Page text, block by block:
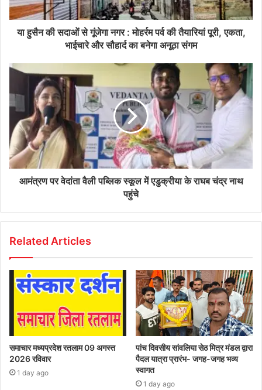
या हुसैन की सदाओं से गूंजेगा नगर : मोहर्रम पर्व की तैयारियां पूरी, एकता,
भाईचारे और सौहार्द का बनेगा अनूठा संगम
आमंत्रण पर वेदांता वैली पब्लिक स्कूल में एडुक्रीया के राघब चंद्र नाथ
पहुंचे
Related Articles
समाचार मध्यप्रदेश रतलाम 09 अगस्त
2026 रविवार
1 day ago
पांच दिवसीय सांवलिया सेठ मित्र मंडल द्वारा
पैदल यात्रा प्रारंभ- जगह-जगह भव्य
स्वागत
1 day ago